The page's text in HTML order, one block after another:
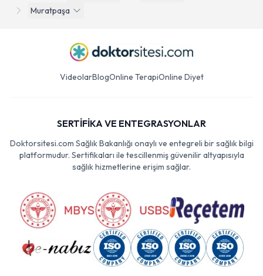
Muratpaşa
VideolarBlogOnline TerapiOnline Diyet
SERTİFİKA VE ENTEGRASYONLAR
Doktorsitesi.com Sağlık Bakanlığı onaylı ve entegreli bir sağlık bilgi
platformudur. Sertifikaları ile tescillenmiş güvenilir altyapısıyla
sağlık hizmetlerine erişim sağlar.